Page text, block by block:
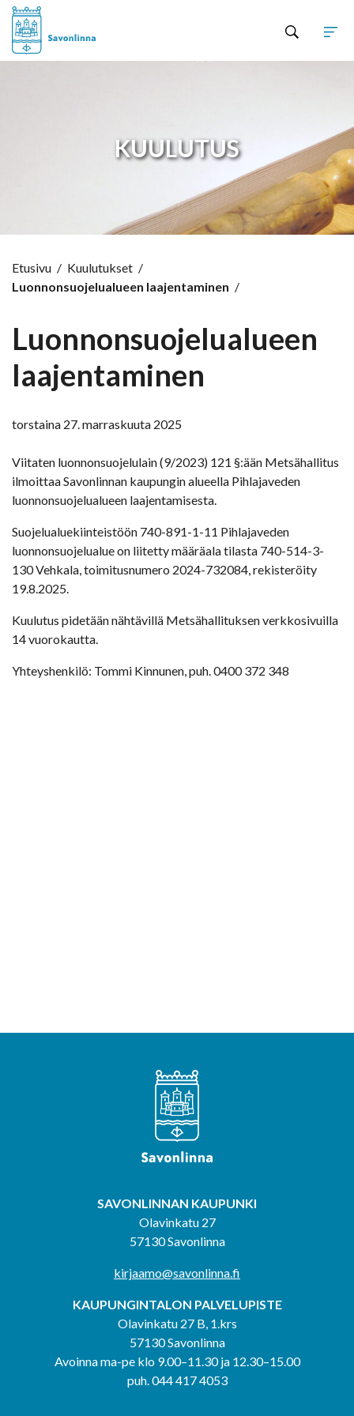
KUULUTUS
Etusivu / Kuulutukset /
Luonnonsuojelualueen laajentaminen /
Luonnonsuojelualueen
laajentaminen
torstaina 27. marraskuuta 2025
Viitaten luonnonsuojelulain (9/2023) 121 §:ään Metsähallitus
ilmoittaa Savonlinnan kaupungin alueella Pihlajaveden
luonnonsuojelualueen laajentamisesta.
Suojelualuekiinteistöön 740-891-1-11 Pihlajaveden
luonnonsuojelualue on liitetty määräala tilasta 740-514-3-
130 Vehkala, toimitusnumero 2024-732084, rekisteröity
19.8.2025.
Kuulutus pidetään nähtävillä Metsähallituksen verkkosivuilla
14 vuorokautta.
Yhteyshenkilö: Tommi Kinnunen, puh. 0400 372 348
SAVONLINNAN KAUPUNKI
Olavinkatu 27
57130 Savonlinna
kirjaamo@savonlinna.fi
KAUPUNGINTALON PALVELUPISTE
Olavinkatu 27 B, 1.krs
57130 Savonlinna
Avoinna ma-pe klo 9.00–11.30 ja 12.30–15.00
puh. 044 417 4053